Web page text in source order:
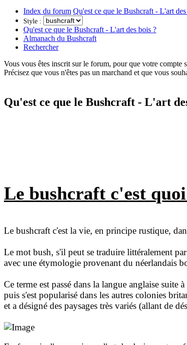
Index du forum Qu'est ce que le Bushcraft - L'art
Style :
Qu'est ce que le Bushcraft - L'art des bois ?
Almanach du Bushcraft
Rechercher
Vous vous êtes inscrit sur le forum, pour que votre
Précisez que vous n'êtes pas un marchand et que vous
Qu'est ce que le Bushcraft - L'art
Le bushcraft c'est
Le bushcraft c'est la vie, en principe rustique,
Le mot bush, s'il peut se traduire littéralement
avec une étymologie provenant du néerlandais
Ce terme est passé dans la langue anglaise
puis s'est popularisé dans les autres colonies
et a désigné des paysages très variés (allant de